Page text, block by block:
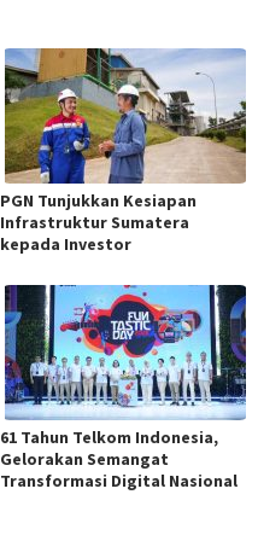
PGN Tunjukkan Kesiapan
Infrastruktur Sumatera
kepada Investor
61 Tahun Telkom Indonesia,
Gelorakan Semangat
Transformasi Digital Nasional